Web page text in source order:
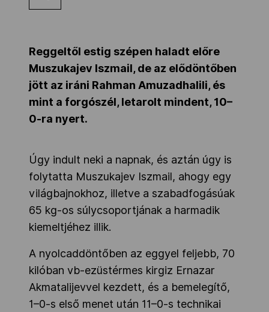
Társszervezetek
OVEP
Adatbank
Reggeltől estig szépen haladt előre
Muszukajev Iszmail, de az elődöntőben
jött az iráni Rahman Amuzadhalili, és
mint a forgószél, letarolt mindent, 10–
0-ra nyert.
Úgy indult neki a napnak, és aztán úgy is
folytatta Muszukajev Iszmail, ahogy egy
világbajnokhoz, illetve a szabadfogásúak
65 kg-os súlycsoportjának a harmadik
kiemeltjéhez illik.
A nyolcaddöntőben az eggyel feljebb, 70
kilóban vb-ezüstérmes kirgiz Ernazar
Akmatalijevvel kezdett, és a bemelegítő,
1–0-s első menet után 11–0-s technikai